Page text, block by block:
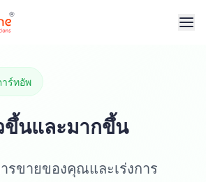
ร์ทอัพ
ขึ้นและมากขึ้น
รขายของคุณและเร่งการ